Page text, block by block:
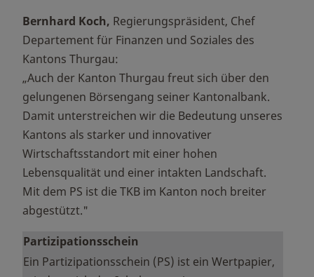
Bernhard Koch, Regierungspräsident, Chef
Departement für Finanzen und Soziales des
Kantons Thurgau:
„Auch der Kanton Thurgau freut sich über den
gelungenen Börsengang seiner Kantonalbank.
Damit unterstreichen wir die Bedeutung unseres
Kantons als starker und innovativer
Wirtschaftsstandort mit einer hohen
Lebensqualität und einer intakten Landschaft.
Mit dem PS ist die TKB im Kanton noch breiter
abgestützt."
Partizipationsschein
Ein Partizipationsschein (PS) ist ein Wertpapier,